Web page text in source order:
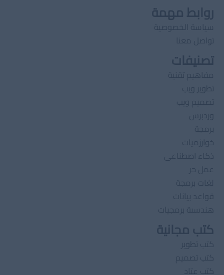
روابط مهمة
سياسة الخصوصية
تواصل معنا
تصنيفات
مفاهيم تقنية
تطوير ويب
تصميم ويب
وردبرس
برمجة
خوارزميات
ذكاء اصطناعى
عمل حر
لغات برمجة
قواعد بيانات
هندسىة برمجيات
كتب مجانية
كتب تطوير
كتب تصميم
كتب عتاد